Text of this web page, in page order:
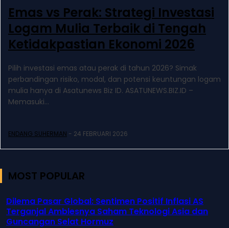
Emas vs Perak: Strategi Investasi
Logam Mulia Terbaik di Tengah
Ketidakpastian Ekonomi 2026
Pilih investasi emas atau perak di tahun 2026? Simak
perbandingan risiko, modal, dan potensi keuntungan logam
mulia hanya di Asatunews Biz ID. ASATUNEWS.BIZ.ID –
Memasuki...
ENDANG SUHERMAN - 24 FEBRUARI 2026
MOST POPULAR
Dilema Pasar Global: Sentimen Positif Inflasi AS
Terganjal Amblesnya Saham Teknologi Asia dan
Guncangan Selat Hormuz